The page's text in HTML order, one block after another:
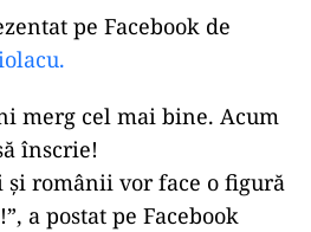
pe Facebook de
merg cel mai bine. Acum
înscrie!
românii vor face o figură
a postat pe Facebook